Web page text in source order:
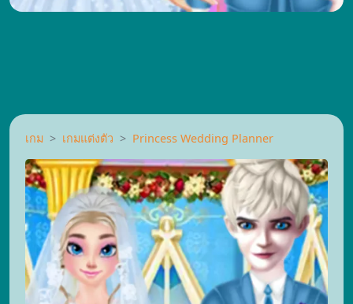
เกม เกมแต่งตัว Princess Wedding Planner